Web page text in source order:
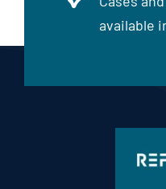
available